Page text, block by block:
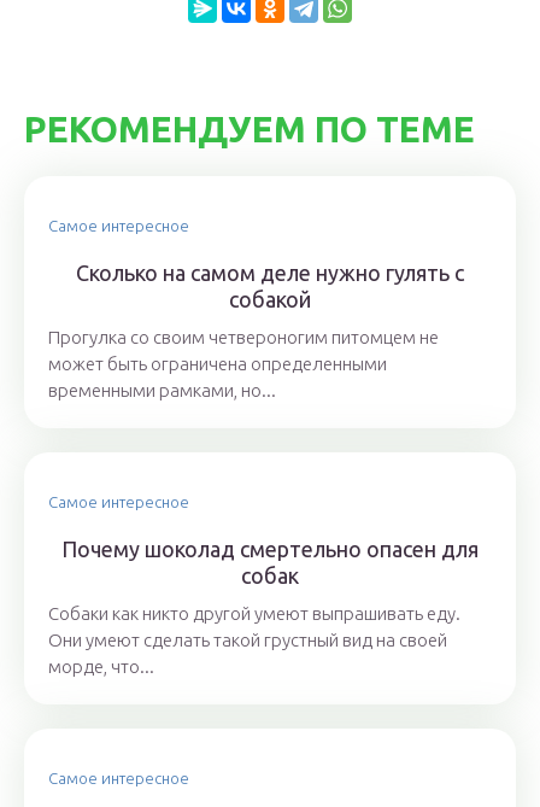
РЕКОМЕНДУЕМ ПО ТЕМЕ
Самое интересное
Сколько на самом деле нужно гулять с
собакой
Прогулка со своим четвероногим питомцем не
может быть ограничена определенными
временными рамками, но...
Самое интересное
Почему шоколад смертельно опасен для
собак
Собаки как никто другой умеют выпрашивать еду.
Они умеют сделать такой грустный вид на своей
морде, что...
Самое интересное